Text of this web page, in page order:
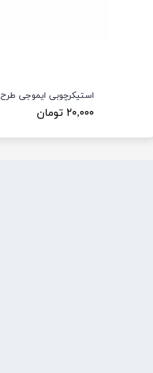
استیکرچوبی ایموجی طرح ST42
۲۰,۰۰۰ تومان